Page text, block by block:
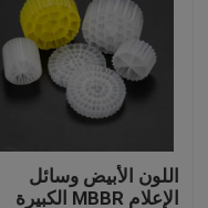
اطلب اقتباس
الوسائط المرشحة MBBR
MBBR بيو ميديا
اللون الأبيض وسائل
الإعلام MBBR الكبيرة